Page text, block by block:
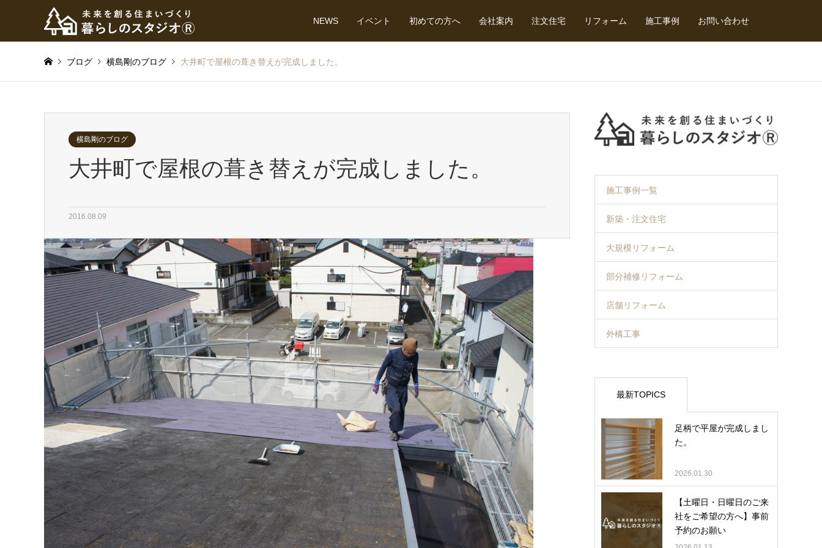
NEWS イベント 初めての方へ 会社案内 注文住宅 リフォーム 施工事例 お問い合わせ
ブログ 横島剛のブログ 大井町で屋根の葺き替えが完成しました。
横島剛のブログ
大井町で屋根の葺き替えが完成しました。
2016.08.09
施工事例一覧
新築・注文住宅
大規模リフォーム
部分補修リフォーム
店舗リフォーム
外構工事
最新TOPICS
足柄で平屋が完成しまし
た。
2026.01.30
【土曜日・日曜日のご来
社をご希望の方へ】事前
予約のお願い